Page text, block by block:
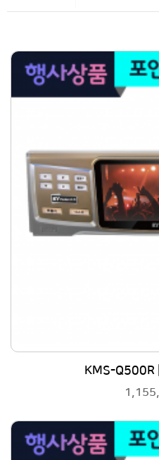
KMS-Q500R